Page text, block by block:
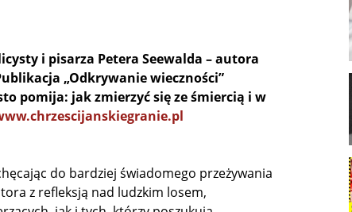
i pisarza Petera Seewalda – autora
„Odkrywanie wieczności”
pomija: jak zmierzyć się ze śmiercią i w
do bardziej świadomego przeżywania
z refleksją nad ludzkim losem,